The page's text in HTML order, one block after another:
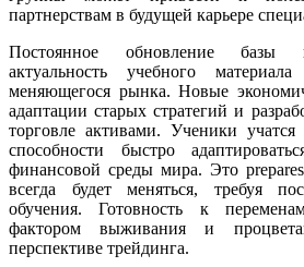
партнерствам в будущей карьере
Постоянное обновление базы
актуальность учебного
меняющегося рынка. Новые
адаптации старых стратегий и
торговле активами. Ученики
способности быстро
финансовой среды мира. Это
всегда будет меняться, требуя
обучения. Готовность к
фактором выживания и
перспективе трейдинга.